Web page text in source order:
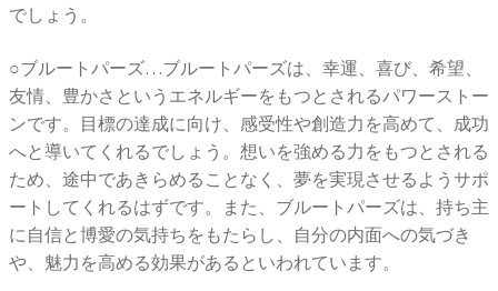
でしょう。
○ブルートパーズ…ブルートパーズは、幸運、喜び、希望、
友情、豊かさというエネルギーをもつとされるパワーストー
ンです。目標の達成に向け、感受性や創造力を高めて、成功
へと導いてくれるでしょう。想いを強める力をもつとされる
ため、途中であきらめることなく、夢を実現させるようサポ
ートしてくれるはずです。また、ブルートパーズは、持ち主
に自信と博愛の気持ちをもたらし、自分の内面への気づき
や、魅力を高める効果があるといわれています。